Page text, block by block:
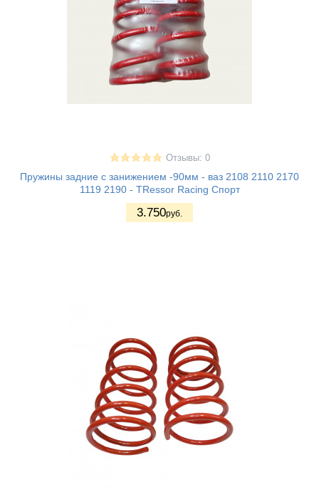
Отзывы: 0
Пружины задние с занижением -90мм - ваз 2108 2110 2170
1119 2190 - TRessor Racing Спорт
3.750руб.